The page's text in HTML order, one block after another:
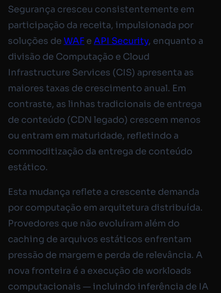
Segurança cresceu consistentemente em
participação da receita, impulsionada por
soluções de WAF e API Security, enquanto a
divisão de Computação e Cloud
Infrastructure Services (CIS) apresenta as
maiores taxas de crescimento anual. Em
contraste, as linhas tradicionais de entrega
de conteúdo (CDN legado) crescem menos
ou entram em maturidade, refletindo a
commoditização da entrega de conteúdo
estático.
Esta mudança reflete a crescente demanda
por computação em arquitetura distribuída.
Provedores que não evoluíram além do
caching de arquivos estáticos enfrentam
pressão de margem e perda de relevância. A
nova fronteira é a execução de workloads
computacionais — incluindo inferência de IA